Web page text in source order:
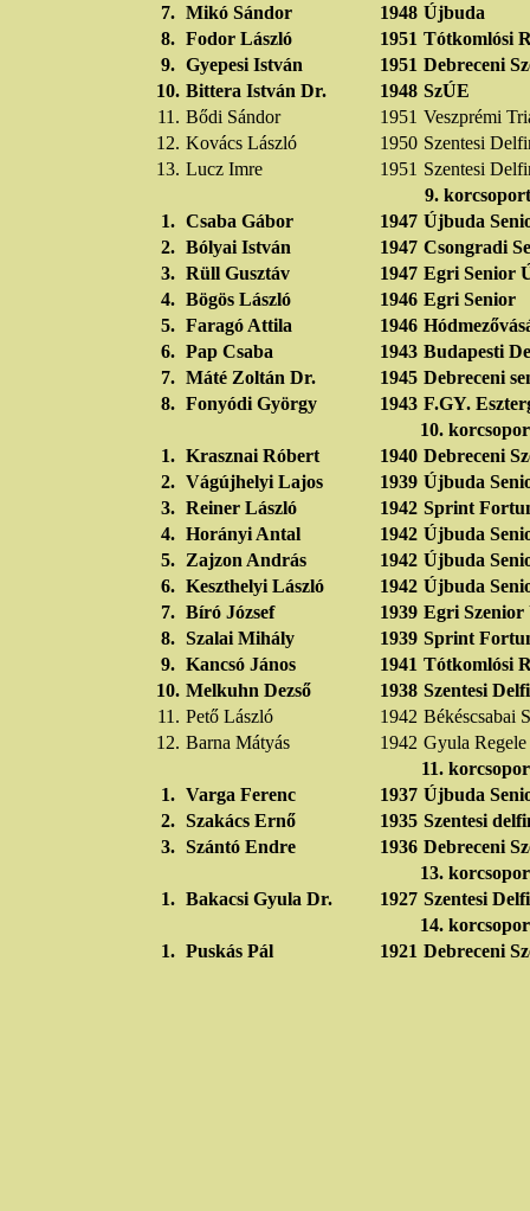
7. Mikó Sándor 1948 Újbuda
8. Fodor László 1951 Tótkomlósi
9. Gyepesi István 1951 Debreceni
10. Bittera István Dr. 1948 SzÚE
11. Bődi Sándor 1951 Veszprémi
12. Kovács László 1950 Szentesi
13. Lucz Imre 1951 Szentesi
9.
1. Csaba Gábor 1947 Újbuda
2. Bólyai István 1947 Csongradi
3. Rüll Gusztáv 1947 Egri Senior
4. Bögös László 1946 Egri Senior
5. Faragó Attila 1946
6. Pap Csaba 1943 Budapesti
7. Máté Zoltán Dr. 1945 Debreceni
8. Fonyódi György 1943 F.GY.
10.
1. Krasznai Róbert 1940 Debreceni
2. Vágújhelyi Lajos 1939 Újbuda
3. Reiner László 1942 Sprint
4. Horányi Antal 1942 Újbuda
5. Zajzon András 1942 Újbuda
6. Keszthelyi László 1942 Újbuda
7. Bíró József 1939 Egri Szenior
8. Szalai Mihály 1939 Sprint
9. Kancsó János 1941 Tótkomlósi
10. Melkuhn Dezső 1938 Szentesi
11. Pető László 1942 Békéscsabai
12. Barna Mátyás 1942 Gyula
11.
1. Varga Ferenc 1937 Újbuda
2. Szakács Ernő 1935 Szentesi
3. Szántó Endre 1936 Debreceni
13.
1. Bakacsi Gyula Dr. 1927 Szentesi
14.
1. Puskás Pál 1921 Debreceni